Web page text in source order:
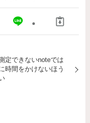
定できないnoteでは
時間をかけないほう